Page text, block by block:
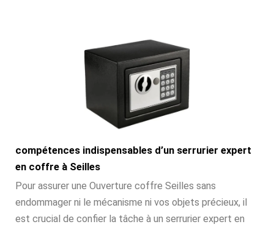
compétences indispensables d’un serrurier expert
en coffre à Seilles
Pour assurer une Ouverture coffre Seilles sans
endommager ni le mécanisme ni vos objets précieux, il
est crucial de confier la tâche à un serrurier expert en